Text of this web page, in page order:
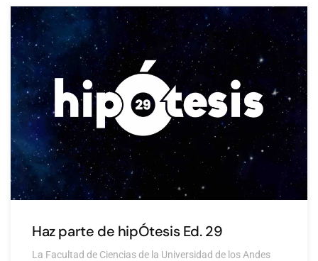
Haz parte de hipÓtesis Ed. 29
La Facultad de Ciencias de la Universidad de los Andes